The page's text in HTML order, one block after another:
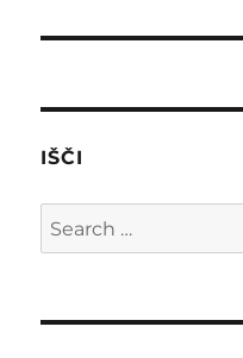
IŠČI
Search
for: